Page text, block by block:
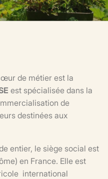
de métier est la
est spécialisée dans la
de
destinées aux
entier, le siège social est
en France. Elle est
international